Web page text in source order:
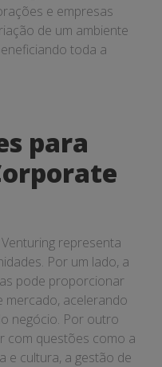
e empresas
de um ambiente
toda a
para
representa
Por um lado, a
pode proporcionar
mercado, acelerando
negócio. Por outro
com questões como a
e cultura, a gestão de